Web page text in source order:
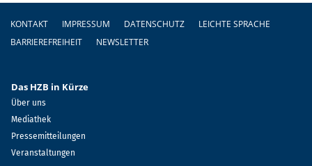
Fußzeile
KONTAKT IMPRESSUM DATENSCHUTZ
LEICHTE SPRACHE
BARRIEREFREIHEIT
NEWSLETTER
Das HZB in Kürze
Über uns
Mediathek
Pressemitteilungen
Veranstaltungen